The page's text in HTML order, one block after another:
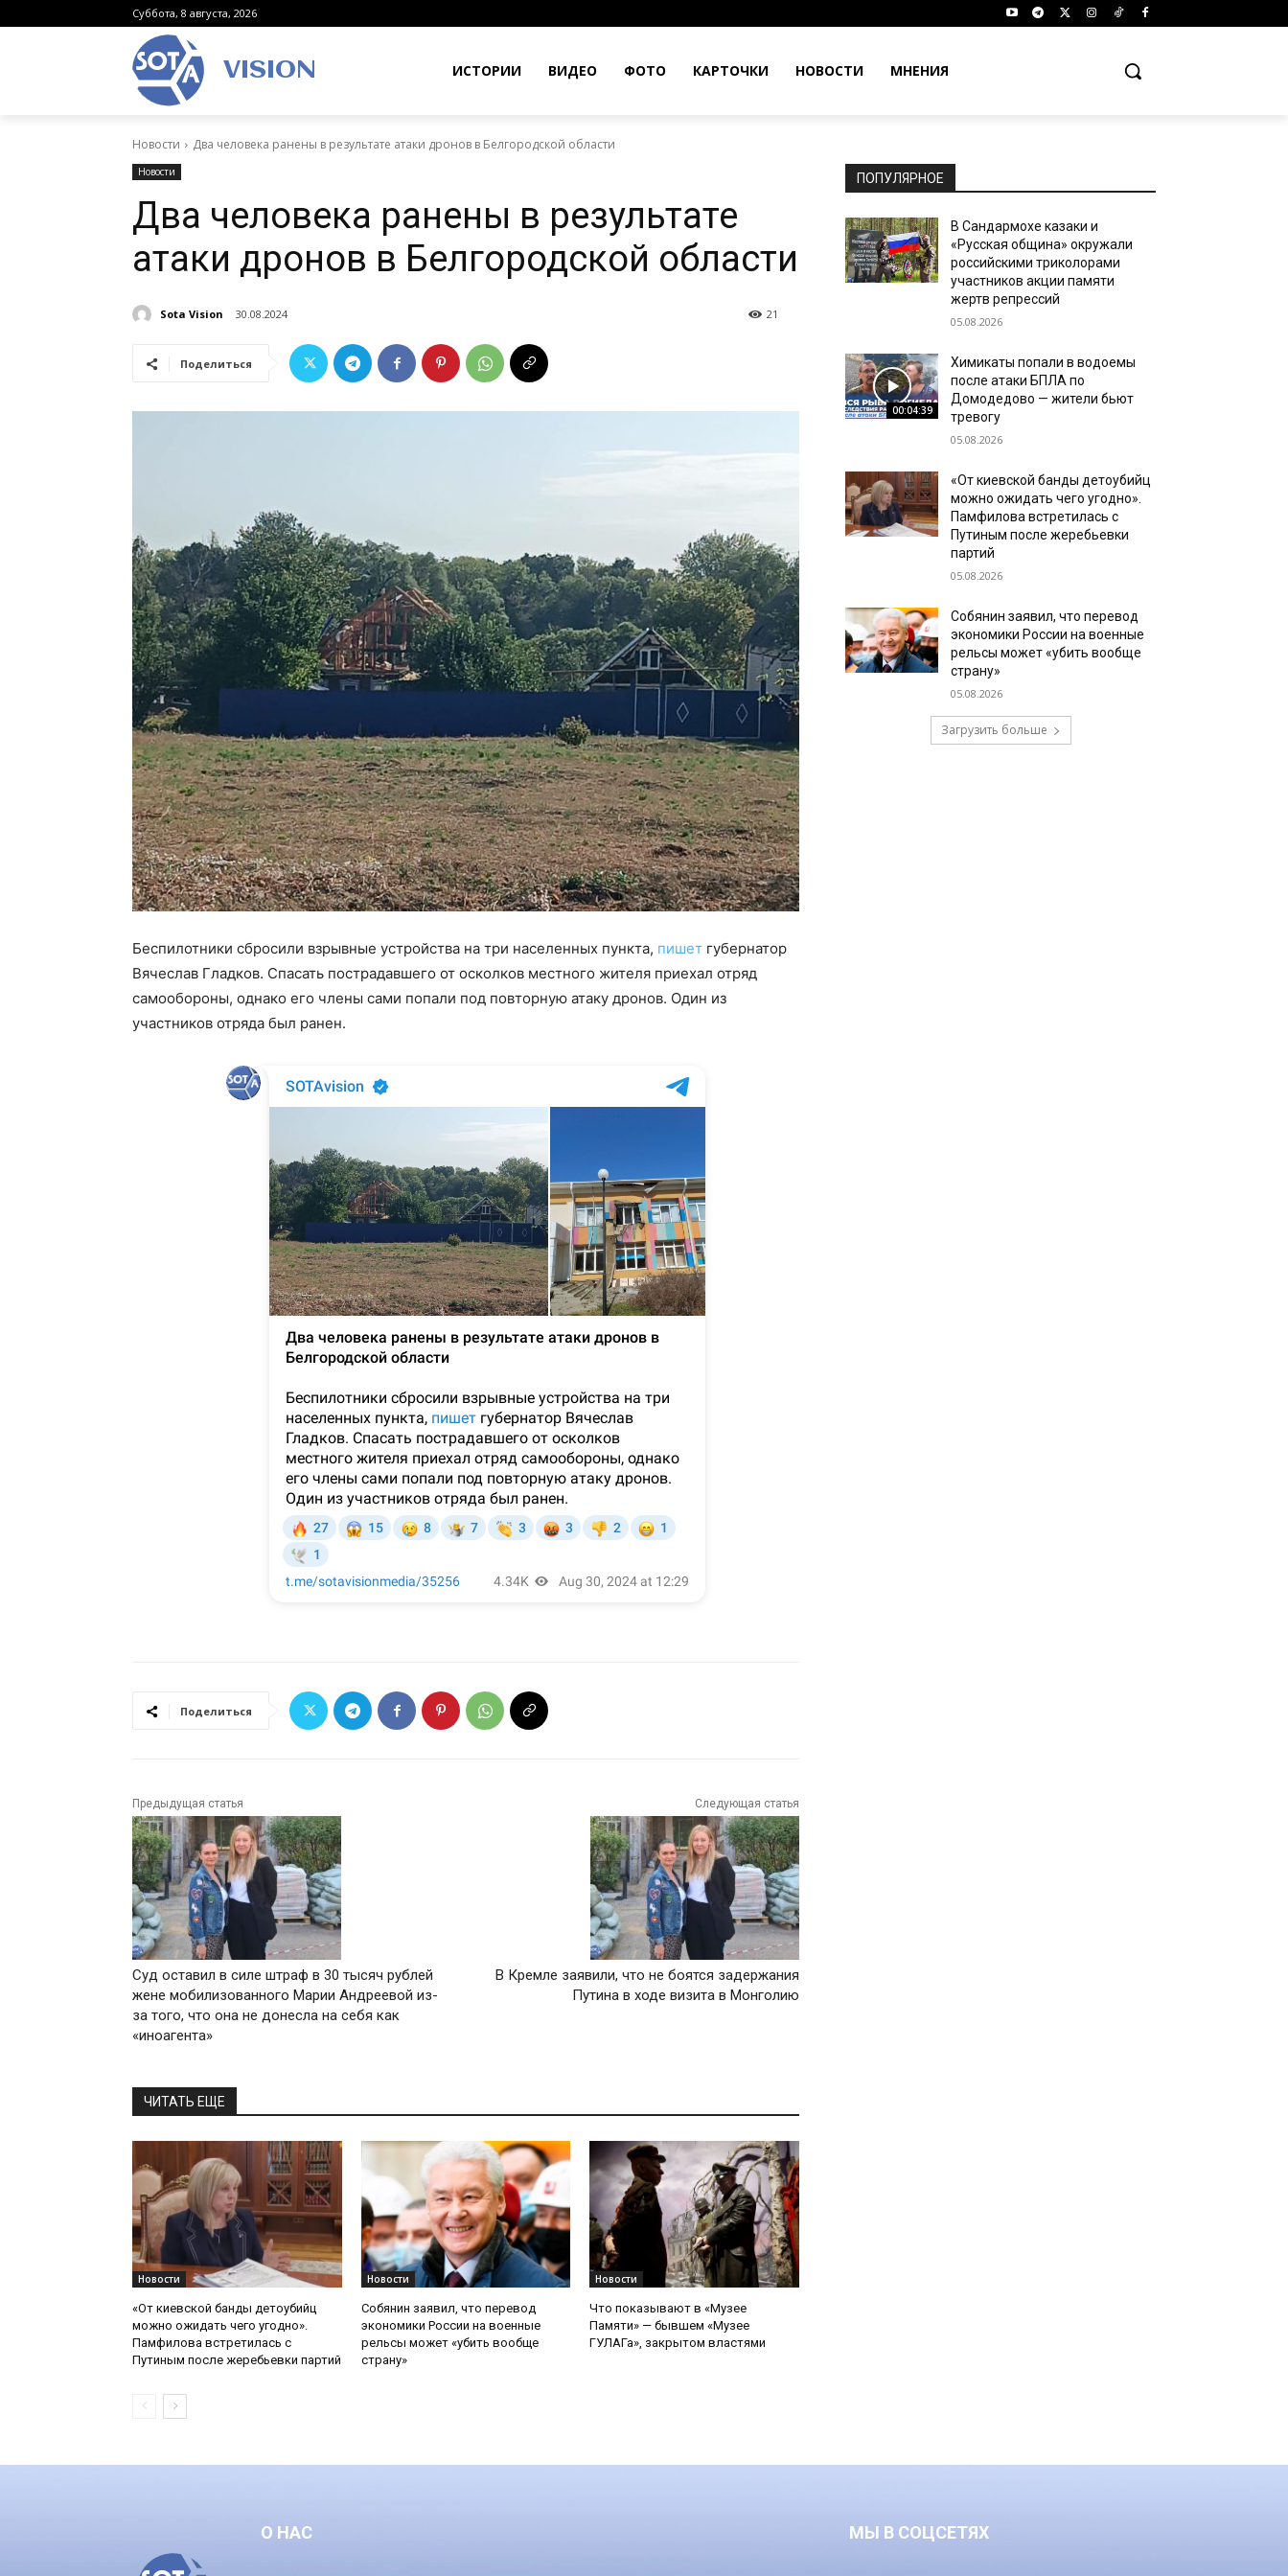
Суббота, 8 августа, 2026
VISION ИСТОРИИ ВИДЕО ФОТО КАРТОЧКИ НОВОСТИ МНЕНИЯ
Новости Два человека ранены в результате атаки дронов в Белгородской области
Новости
Два человека ранены в результате
атаки дронов в Белгородской области
Sota Vision 30.08.2024 21
Поделиться
Беспилотники сбросили взрывные устройства на три населенных пункта, пишет губернатор
Вячеслав Гладков. Спасать пострадавшего от осколков местного жителя приехал отряд
самообороны, однако его члены сами попали под повторную атаку дронов. Один из
участников отряда был ранен.
Поделиться
Предыдущая статья
Суд оставил в силе штраф в 30 тысяч рублей
жене мобилизованного Марии Андреевой из-
за того, что она не донесла на себя как
«иноагента»
Следующая статья
В Кремле заявили, что не боятся задержания
Путина в ходе визита в Монголию
ЧИТАТЬ ЕЩЕ
Новости
«От киевской банды детоубийц
можно ожидать чего угодно».
Памфилова встретилась с
Путиным после жеребьевки партий
Новости
Собянин заявил, что перевод
экономики России на военные
рельсы может «убить вообще
страну»
Новости
Что показывают в «Музее
Памяти» — бывшем «Музее
ГУЛАГа», закрытом властями
ПОПУЛЯРНОЕ
В Сандармохе казаки и
«Русская община» окружали
российскими триколорами
участников акции памяти
жертв репрессий
05.08.2026
00:04:39
Химикаты попали в водоемы
после атаки БПЛА по
Домодедово — жители бьют
тревогу
05.08.2026
«От киевской банды детоубийц
можно ожидать чего угодно».
Памфилова встретилась с
Путиным после жеребьевки
партий
05.08.2026
Собянин заявил, что перевод
экономики России на военные
рельсы может «убить вообще
страну»
05.08.2026
Загрузить больше
О НАС МЫ В СОЦСЕТЯХ